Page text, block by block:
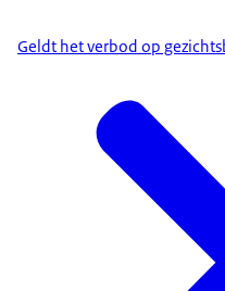
Geldt het verbod op